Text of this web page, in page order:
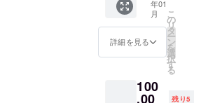
29（土
12時ま
で 参加
zoom
てはこ
ちらか
⇒https:
//wm-
ut/koko
う、不
安が大
という
方にぜ
だけた
らと思
ただく
きっか
けに。
詳細は
紹介の
項目を
ファー
ム」
（長野
市）で
採れた
培のお
野菜
年01
月
詳細を見る
こ
の
リ
タ
ー
ン
を
選
択
す
る
100
,00 残り5